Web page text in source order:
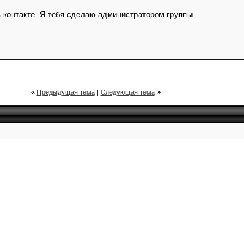
Я тебя сделаю администратором группы.
« Предыдущая тема| Следующая тема »